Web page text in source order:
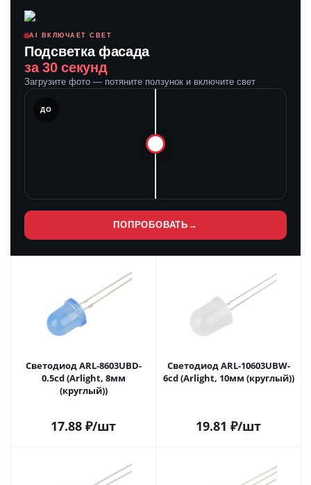
AI ВКЛЮЧАЕТ СВЕТ
Подсветка фасада
за 30 секунд
Загрузите фото — потяните ползунок и включите свет
ДО
ПОПРОБОВАТЬ →
Светодиод ARL-8603UBD-
0.5cd (Arlight, 8мм
(круглый))
17.88 ₽/шт
Светодиод ARL-10603UBW-
6cd (Arlight, 10мм (круглый))
19.81 ₽/шт